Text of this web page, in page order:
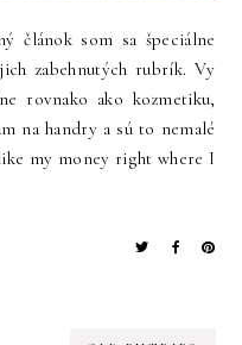
článok som sa špeciálne
zabehnutých rubrík. Vy
rovnako ako kozmetiku,
na handry a sú to nemalé
my money right where I